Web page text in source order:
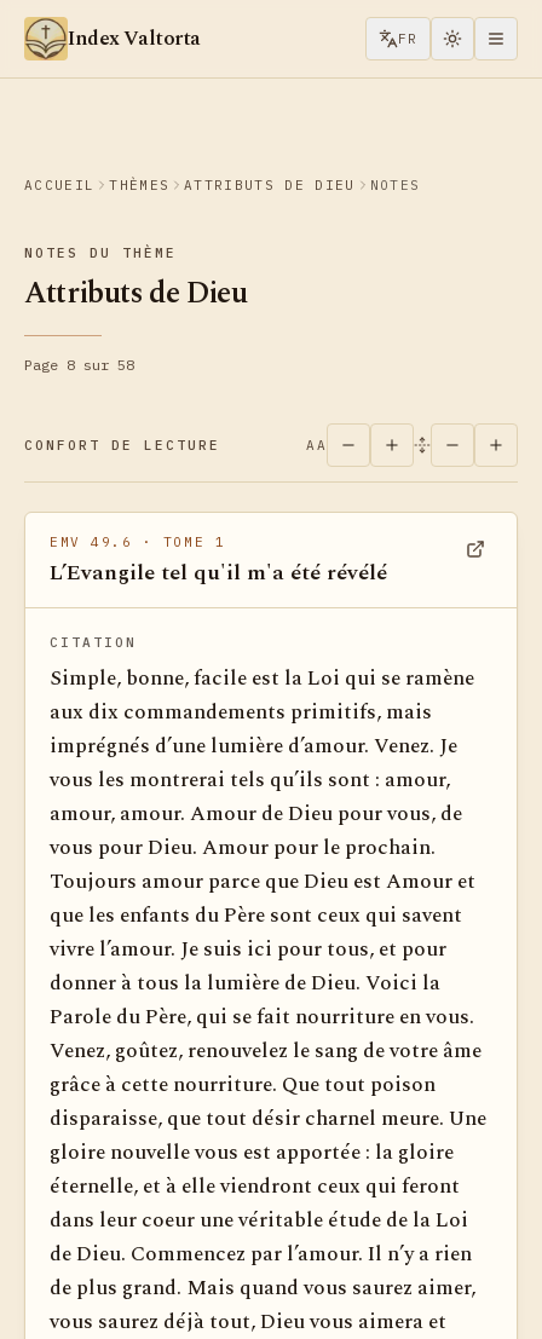
Aller au contenu
Index Valtorta FR
ACCUEIL THÈMES ATTRIBUTS DE DIEU NOTES
NOTES DU THÈME
Attributs de Dieu
Page 8 sur 58
CONFORT DE LECTURE AA
EMV 49.6 · TOME 1
L’Evangile tel qu'il m'a été révélé
CITATION
Simple, bonne, facile est la Loi qui se ramène
aux dix commandements primitifs, mais
imprégnés d’une lumière d’amour. Venez. Je
vous les montrerai tels qu’ils sont : amour,
amour, amour. Amour de Dieu pour vous, de
vous pour Dieu. Amour pour le prochain.
Toujours amour parce que Dieu est Amour et
que les enfants du Père sont ceux qui savent
vivre l’amour. Je suis ici pour tous, et pour
donner à tous la lumière de Dieu. Voici la
Parole du Père, qui se fait nourriture en vous.
Venez, goûtez, renouvelez le sang de votre âme
grâce à cette nourriture. Que tout poison
disparaisse, que tout désir charnel meure. Une
gloire nouvelle vous est apportée : la gloire
éternelle, et à elle viendront ceux qui feront
dans leur coeur une véritable étude de la Loi
de Dieu. Commencez par l’amour. Il n’y a rien
de plus grand. Mais quand vous saurez aimer,
vous saurez déjà tout, Dieu vous aimera et